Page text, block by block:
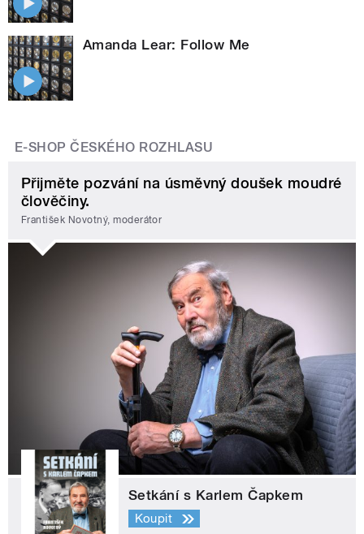
Amanda Lear: Follow Me
E-SHOP ČESKÉHO ROZHLASU
Přijměte pozvání na úsměvný doušek moudré
člověčiny.
František Novotný, moderátor
Setkání s Karlem Čapkem
Koupit